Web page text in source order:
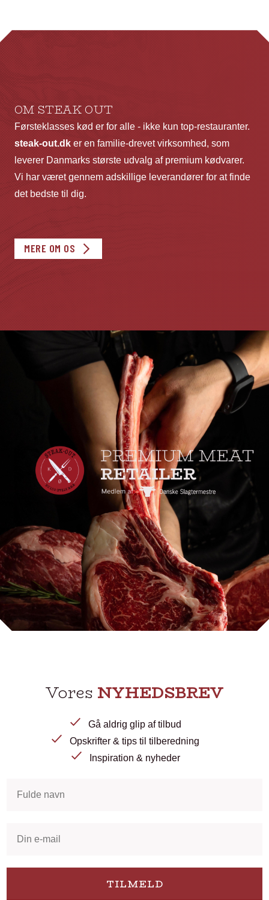
kan
OM STEAK OUT
Førsteklasses kød er for alle - ikke kun top-restauranter.
steak-out.dk er en familie-drevet virksomhed, som
leverer Danmarks største udvalg af premium kødvarer.
Vi har været gennem adskillige leverandører for at finde
det bedste til dig.
MERE OM OS
Vores NYHEDSBREV
Gå aldrig glip af tilbud
Opskrifter & tips til tilberedning
Inspiration & nyheder
TILMELD